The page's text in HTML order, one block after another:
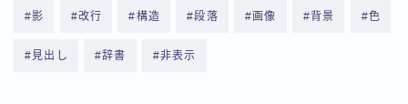
影 改行 構造 段落 画像 背景 色
見出し 辞書 非表示